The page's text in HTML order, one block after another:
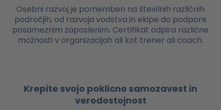
Osebni razvoj je pomemben na številnih različnih
področjih, od razvoja vodstva in ekipe do podpore
posameznim zaposlenim. Certifikat odpira različne
možnosti v organizacijah ali kot trener ali coach.
Krepite svojo poklicno samozavest in
verodostojnost